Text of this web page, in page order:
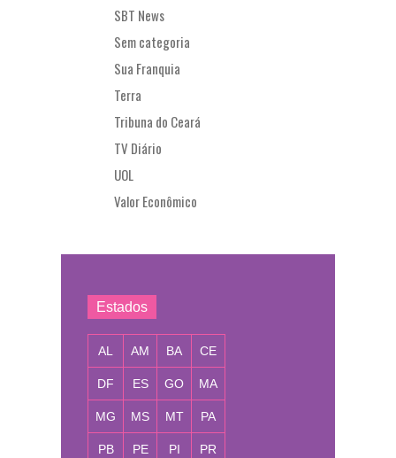
SBT News
Sem categoria
Sua Franquia
Terra
Tribuna do Ceará
TV Diário
UOL
Valor Econômico
Estados
AL AM BA CE
DF ES GO MA
MG MS MT PA
PB PE PI PR